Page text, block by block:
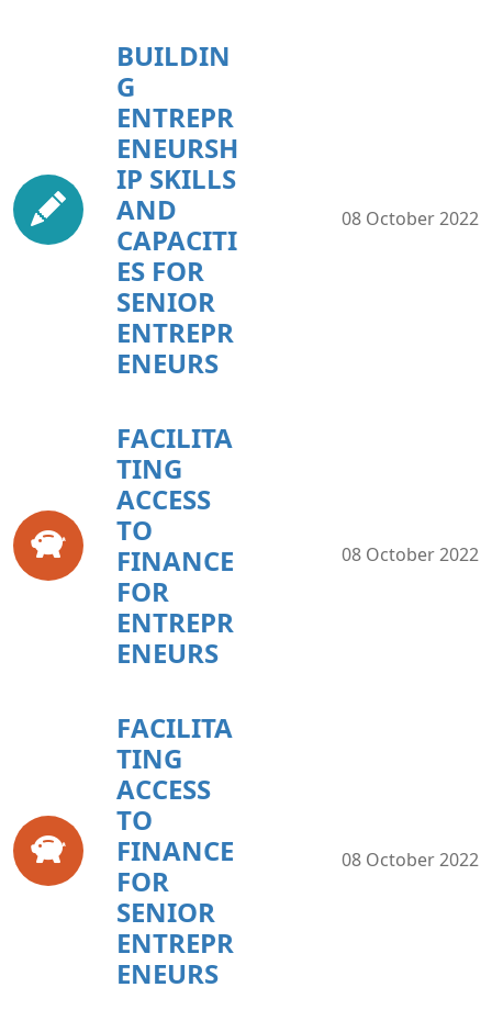
BUILDIN
G
ENTREPR
ENEURSH
IP SKILLS
AND
CAPACITI
ES FOR
SENIOR
ENTREPR
ENEURS
08 October 2022
FACILITA
TING
ACCESS
TO
FINANCE
FOR
ENTREPR
ENEURS
08 October 2022
FACILITA
TING
ACCESS
TO
FINANCE
FOR
SENIOR
ENTREPR
ENEURS
08 October 2022